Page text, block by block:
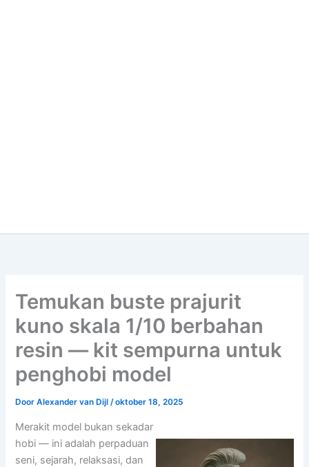
Temukan buste prajurit
kuno skala 1/10 berbahan
resin — kit sempurna untuk
penghobi model
DoorAlexander van Dijl/oktober 18, 2025
Merakit model bukan sekadar
hobi — ini adalah perpaduan
seni, sejarah, relaksasi, dan